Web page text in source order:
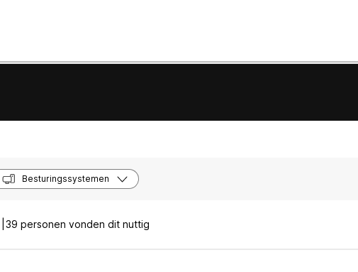
Besturingssystemen
39 personen vonden dit nuttig